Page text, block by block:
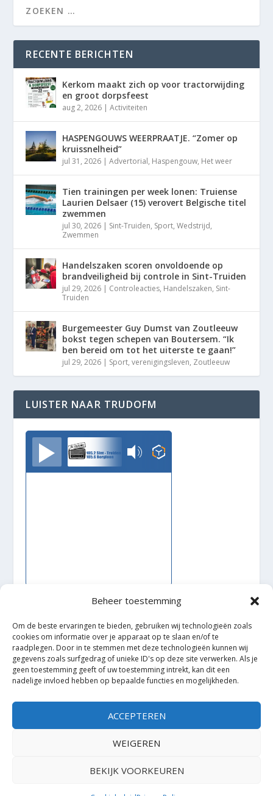
Beheer toestemming
Om de beste ervaringen te bieden, gebruiken wij technologieën zoals
cookies om informatie over je apparaat op te slaan en/of te
raadplegen. Door in te stemmen met deze technologieën kunnen wij
gegevens zoals surfgedrag of unieke ID's op deze site verwerken. Als je
geen toestemming geeft of uw toestemming intrekt, kan dit een
nadelige invloed hebben op bepaalde functies en mogelijkheden.
ACCEPTEREN
WEIGEREN
BEKIJK VOORKEUREN
RECENTE BERICHTEN
Kerkom maakt zich op voor tractorwijding
en groot dorpsfeest
aug 2, 2026 |Activiteiten
HASPENGOUWS WEERPRAATJE. “Zomer op
kruissnelheid”
jul 31, 2026 |Advertorial, Haspengouw, Het weer
Tien trainingen per week lonen: Truiense
Laurien Delsaer (15) verovert Belgische titel
zwemmen
jul 30, 2026 | Sint-Truiden, Sport,Wedstrijd,
Zwemmen
Handelszaken scoren onvoldoende op
brandveiligheid bij controle in Sint-Truiden
jul 29, 2026 | Controleacties, Handelszaken, Sint-
Truiden
Burgemeester Guy Dumst van Zoutleeuw
bokst tegen schepen van Boutersem. “Ik
ben bereid om tot het uiterste te gaan!”
jul 29, 2026 | Sport,verenigingsleven, Zoutleeuw
LUISTER NAAR TRUDOFM
TrudoFM
Ontworpen doorElegant Themes| Mogelijk gemaakt door
WordPress